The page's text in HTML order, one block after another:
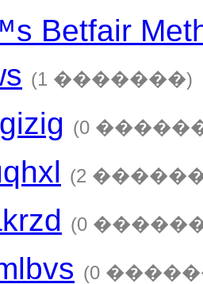
Betfair
(1 �������)
(0
(2
(0
(0